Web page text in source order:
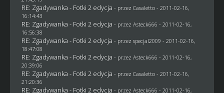
RE: Zgadywanka - Fotki 2 edycja - przez Casaletto- 2011-02-16,
16:14:43
RE: Zgadywanka - Fotki 2 edycja - przez Asteck666 - 2011-02-16,
16:56:38
RE: Zgadywanka - Fotki 2 edycja - przez specjal2009 - 2011-02-16,
18:47:08
RE: Zgadywanka - Fotki 2 edycja - przez Asteck666 - 2011-02-16,
20:39:06
RE: Zgadywanka - Fotki 2 edycja - przez Casaletto- 2011-02-16,
21:20:36
RE: Zgadywanka - Fotki 2 edycja - przez Asteck666 - 2011-02-16,